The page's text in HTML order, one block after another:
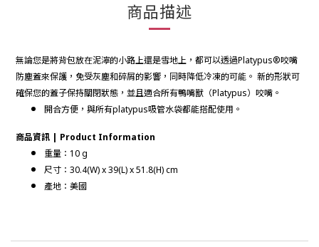
商品描述
無論您是將背包放在泥濘的小路上還是雪地上，都可以透過Platypus®咬嘴
防塵蓋來保護，免受灰塵和碎屑的影響，同時降低冷凍的可能。 新的形狀可
確保您的蓋子保持關閉狀態，並且適合所有鴨嘴獸（Platypus）咬嘴。
開合方便，與所有platypus吸管水袋都能搭配使用。
商品資訊 | Product Information
重量：10 g
尺寸：30.4(W) x 39(L) x 51.8(H) cm
產地：美國